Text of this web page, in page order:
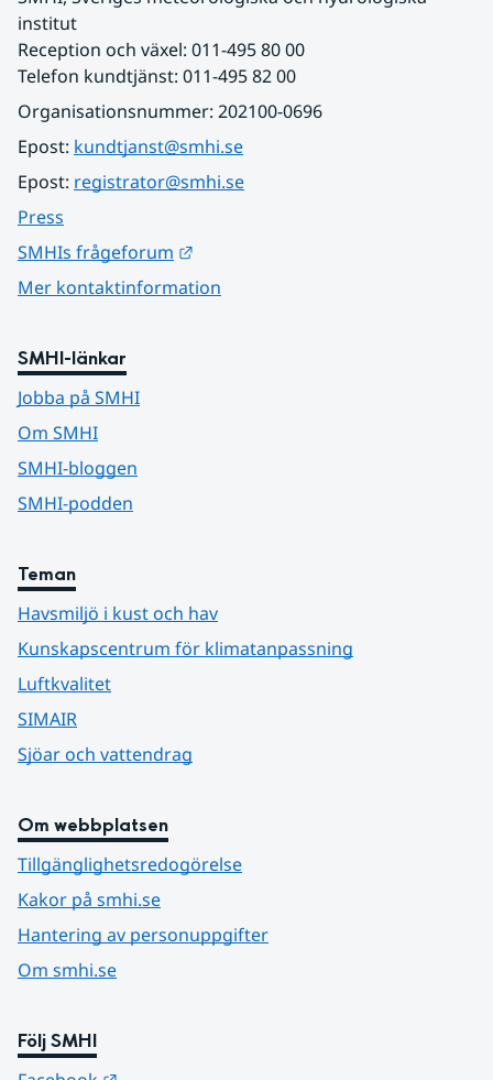
institut
Reception och växel: 011-495 80 00
Telefon kundtjänst: 011-495 82 00
Organisationsnummer: 202100-0696
Epost: kundtjanst@smhi.se
Epost: registrator@smhi.se
Press
SMHIs frågeforum
Mer kontaktinformation
SMHI-länkar
Jobba på SMHI
Om SMHI
SMHI-bloggen
SMHI-podden
Teman
Havsmiljö i kust och hav
Kunskapscentrum för klimatanpassning
Luftkvalitet
SIMAIR
Sjöar och vattendrag
Om webbplatsen
Tillgänglighetsredogörelse
Kakor på smhi.se
Hantering av personuppgifter
Om smhi.se
Följ SMHI